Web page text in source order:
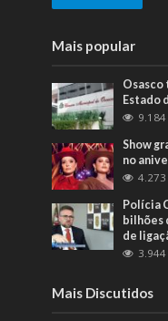
Mais popular
Osasco
Estado
Show
no
Polícia
bilhões
de
Mais Discutidos